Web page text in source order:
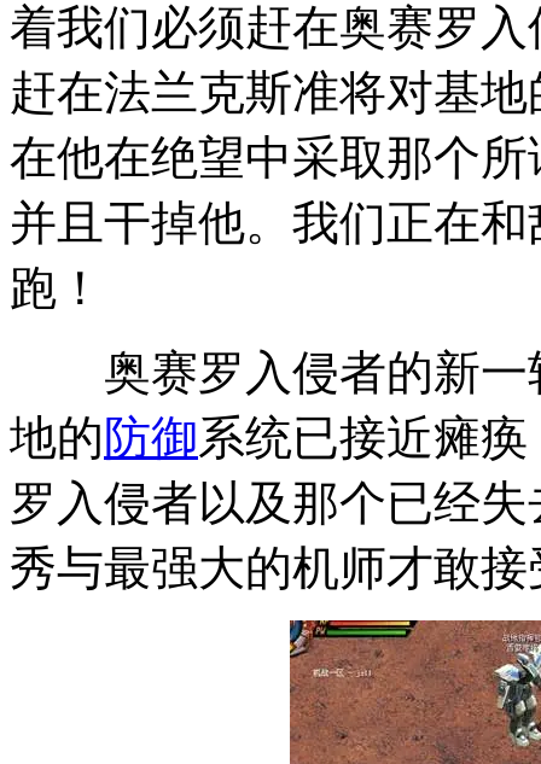
着我们必须赶在奥赛罗
赶在法兰克斯准将对基地
在他在绝望中采取那个
并且干掉他。我们正在
跑！
奥赛罗入侵者的新一
地的防御系统已接近瘫
罗入侵者以及那个已经
秀与最强大的机师才敢